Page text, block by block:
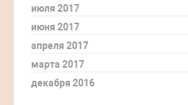
июля 2017
июня 2017
апреля 2017
марта 2017
декабря 2016